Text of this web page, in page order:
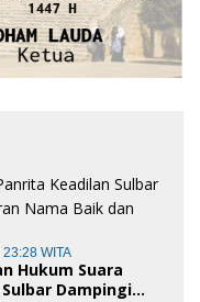
WITA
Hukum Suara
Dampingi